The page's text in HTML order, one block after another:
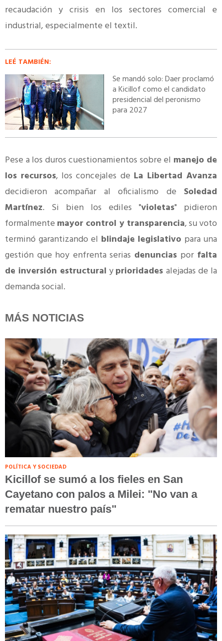
recaudación y crisis en los sectores comercial e
industrial, especialmente el textil.
LEÉ TAMBIÉN:
Se mandó solo: Daer proclamó
a Kicillof como el candidato
presidencial del peronismo
para 2027
Pese a los duros cuestionamientos sobre el manejo de
los recursos, los concejales de La Libertad Avanza
decidieron acompañar al oficialismo de Soledad
Martínez. Si bien los ediles "violetas" pidieron
formalmente mayor control y transparencia, su voto
terminó garantizando el blindaje legislativo para una
gestión que hoy enfrenta serias denuncias por falta
de inversión estructural yprioridadesalejadas de la
demanda social.
MÁS NOTICIAS
POLÍTICA Y SOCIEDAD
Kicillof se sumó a los fieles en San
Cayetano con palos a Milei: "No van a
rematar nuestro país"